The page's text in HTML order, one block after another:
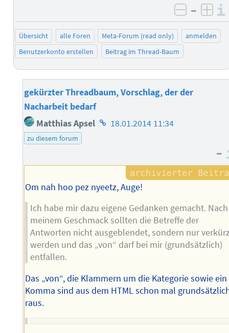
negativ
–
Übersicht alle Foren Meta-Forum (read only)
anmelden
Benutzerkonto erstellen
Beitrag im Thread-Baum
gekürzter Threadbaum, Vorschlag, der der
Nacharbeit bedarf
Matthias Apsel Homepage
18.01.2014 11:34
zu diesem forum
–
Om nah hoo pez nyeetz, Auge!
Ich habe mir dazu eigene Gedanken gemacht. Nach
meinem Geschmack sollten die Betreffe der
Antworten nicht ausgeblendet, sondern nur
werden und das „von“ darf bei mir (grundsätzlich)
entfallen.
Das „von“, die Klammern um die Kategorie sowie ein
Komma sind aus dem HTML schon mal
raus.